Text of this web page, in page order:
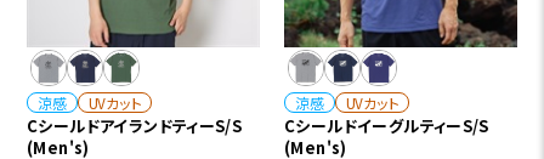
涼感 UVカット
CシールドアイランドティーS/S
(Men's)
涼感 UVカット
CシールドイーグルティーS/S
(Men's)